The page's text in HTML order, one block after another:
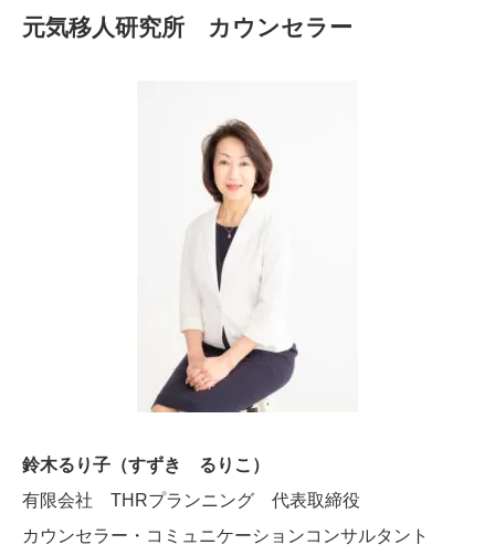
元気移人研究所 カウンセラー
鈴木るり子（すずき るりこ）
有限会社 THRプランニング 代表取締役
カウンセラー・コミュニケーションコンサルタント